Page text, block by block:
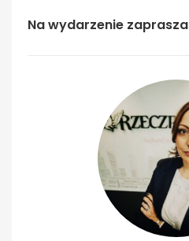
Na wydarzenie zaprasza